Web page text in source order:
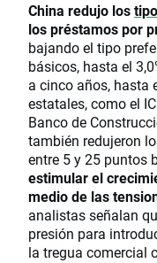
China redujo los
los préstamos por
bajando el tipo
básicos, hasta el
a cinco años, hasta
estatales, como el
Banco de
también redujeron
entre 5 y 25 puntos
estimular el
medio de las
analistas señalan
presión para
la tregua comercial